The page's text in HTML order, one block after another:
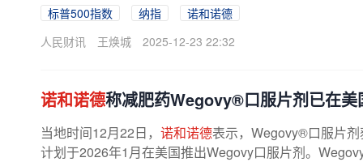
标普500指数 纳指
诺和诺德
人民财讯
王焕城 2025-12-23 22:32
诺和诺德称减肥药Wegovy®口服片剂已在美
当地时间12月22日， 诺和诺德表示，Wegovy®口服片
计划于2026年1月在美国推出Wegovy口服片剂。